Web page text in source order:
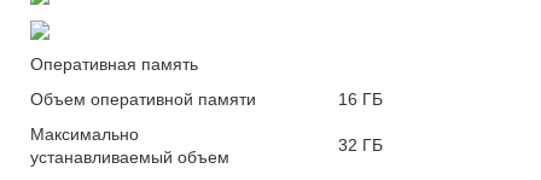
Оперативная память
Объем оперативной памяти
16 ГБ
Максимально
устанавливаемый объем
32 ГБ